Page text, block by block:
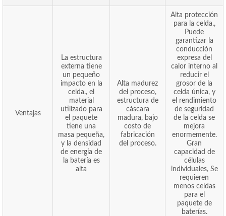
Ventajas
La estructura
externa tiene
un pequeño
impacto en la
celda., el
material
utilizado para
el paquete
tiene una
masa pequeña,
y la densidad
de energía de
la batería es
alta
Alta madurez
del proceso,
estructura de
cáscara
madura, bajo
costo de
fabricación
del proceso.
Alta protección
para la celda.,
Puede
garantizar la
conducción
expresa del
calor interno al
reducir el
grosor de la
celda única, y
el rendimiento
de seguridad
de la celda se
mejora
enormemente.
Gran
capacidad de
células
individuales, Se
requieren
menos celdas
para el
paquete de
baterías.